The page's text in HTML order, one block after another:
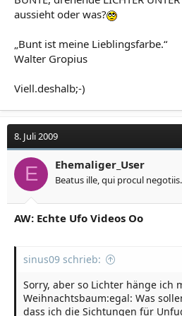
aussieht oder was?
„Bunt ist meine Lieblingsfarbe.“
Walter Gropius
Viell.deshalb;-)
8. Juli 2009
E Ehemaliger_User
Beatus ille, qui procul negotiis.
AW: Echte Ufo Videos Oo
sinus09 schrieb:
Sorry, aber so Lichter hänge ich
Weihnachtsbaum:egal: Was
dass ich die Sichtungen für